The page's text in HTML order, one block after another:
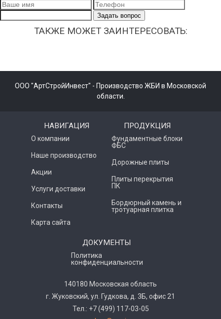
Задать вопрос
ТАКЖЕ МОЖЕТ ЗАИНТЕРЕСОВАТЬ:
ООО "АртСтройИнвест" - Производство ЖБИ в Московской
области.
НАВИГАЦИЯ
О компании
Наше производство
Акции
Услуги доставки
Контакты
Карта сайта
ПРОДУКЦИЯ
Фундаментные блоки
ФБС
Дорожные плиты
Плиты перекрытия
ПК
Бордюрный камень и
тротуарная плитка
ДОКУМЕНТЫ
Политика
конфиденциальности
140180 Московская область
г. Жуковский, ул. Гудкова, д. 3Б, офис 21
Тел.: +7 (499) 117-03-05